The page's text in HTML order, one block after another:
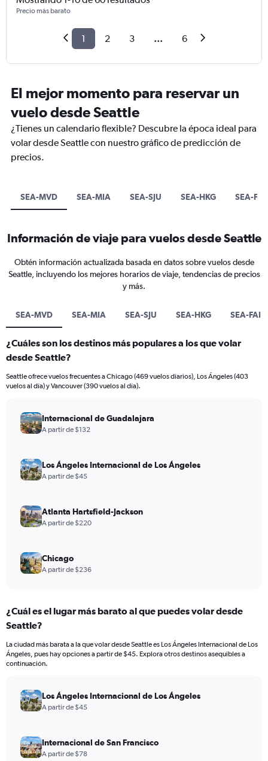
Precio más barato
1 2 3 ... 6
El mejor momento para reservar un
vuelo desde Seattle
¿Tienes un calendario flexible? Descubre la época ideal para
volar desde Seattle con nuestro gráfico de predicción de
precios.
SEA-MVD SEA-MIA SEA-SJU SEA-HKG SEA-FAI
Información de viaje para vuelos desde Seattle
Obtén información actualizada basada en datos sobre vuelos desde
Seattle, incluyendo los mejores horarios de viaje, tendencias de precios
y más.
SEA-MVD SEA-MIA SEA-SJU SEA-HKG SEA-FAI
¿Cuáles son los destinos más populares a los que volar
desde Seattle?
Seattle ofrece vuelos frecuentes a Chicago (469 vuelos diarios), Los Ángeles (403
vuelos al día) y Vancouver (390 vuelos al día).
Internacional de Guadalajara
A partir de $132
Los Ángeles Internacional de Los Ángeles
A partir de $45
Atlanta Hartsfield-Jackson
A partir de $220
Chicago
A partir de $236
¿Cuál es el lugar más barato al que puedes volar desde
Seattle?
La ciudad más barata a la que volar desde Seattle es Los Ángeles Internacional de Los
Ángeles, pues hay opciones a partir de $45. Explora otros destinos asequibles a
continuación.
Los Ángeles Internacional de Los Ángeles
A partir de $45
Internacional de San Francisco
A partir de $78